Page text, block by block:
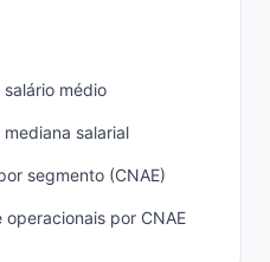
médio
salarial
segmento (CNAE)
operacionais por CNAE